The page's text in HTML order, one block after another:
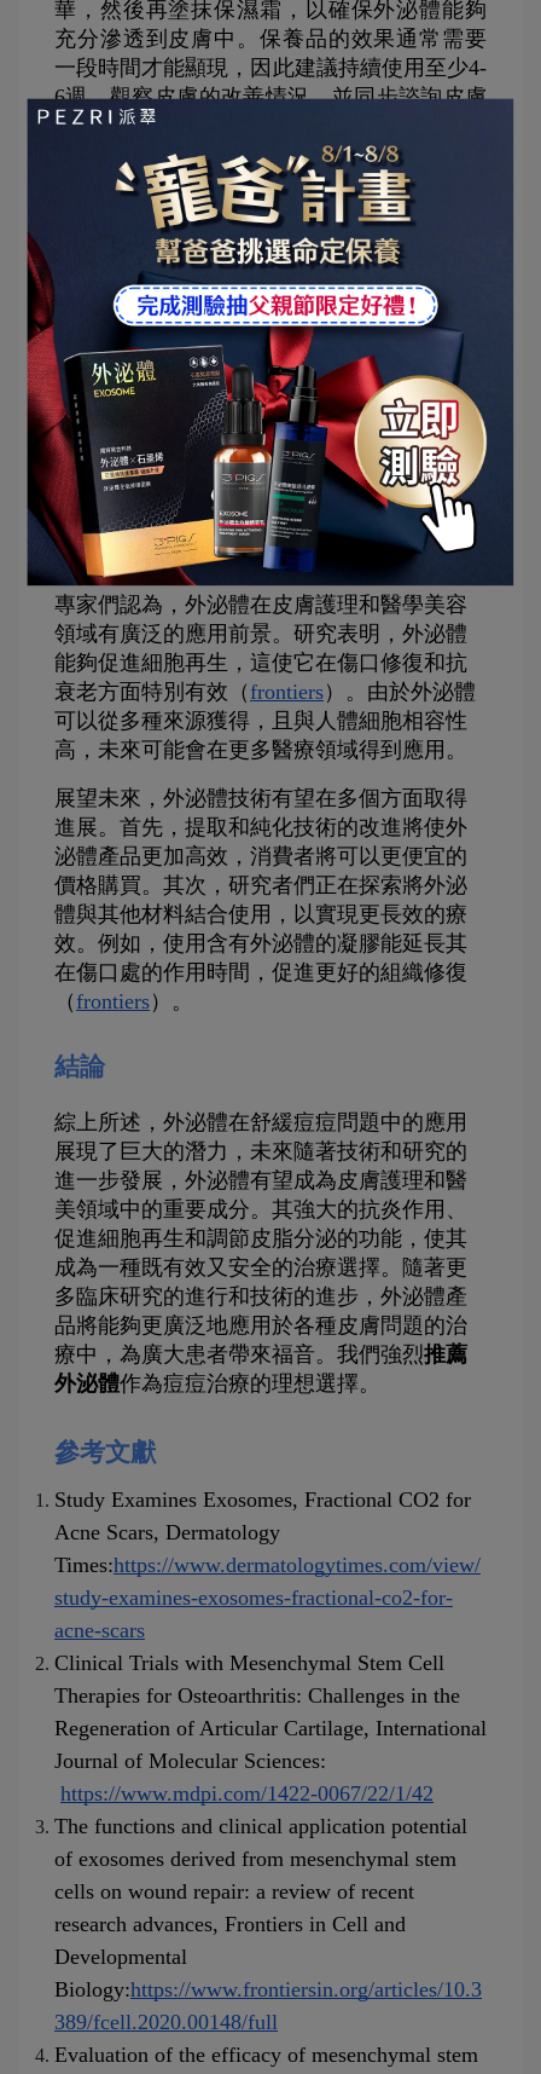
華，然後再塗抹保濕霜，以確保外泌體能夠
充分滲透到皮膚中。保養品的效果通常需要
一段時間才能顯現，因此建議持續使用至少4-
6週，觀察皮膚的改善情況，並同步諮詢皮膚
科專家的意見
一些外泌體產品對光和溫度比較敏感，應存
放在陰涼、乾燥的地方，避免陽光直射，確
保產品的活性成分不會被破壞，因為活性成
分是保養品中真正起作用的成分，直接影響
產品的效果
專家意見與未來展望
根據許多研究，外泌體在治療痘痘方面表現
出很大的潛力。例如，Dermatology Times報
導的一項研究發現，使用來自人體脂肪的外
泌體結合二氧化碳激光技術，可以顯著改善
痘痘疤痕，並縮短恢復時間，減少治療後的
紅腫（
dermatologytimes ）。
專家們認為，外泌體在皮膚護理和醫學美容
領域有廣泛的應用前景。研究表明，外泌體
能夠促進細胞再生，這使它在傷口修復和抗
衰老方面特別有效（frontiers）。由於外泌體
可以從多種來源獲得，且與人體細胞相容性
高，未來可能會在更多醫療領域得到應用。
展望未來，外泌體技術有望在多個方面取得
進展。首先，提取和純化技術的改進將使外
泌體產品更加高效，消費者將可以更便宜的
價格購買。其次，研究者們正在探索將外泌
體與其他材料結合使用，以實現更長效的療
效。例如，使用含有外泌體的凝膠能延長其
在傷口處的作用時間，促進更好的組織修復
（frontiers）。
結論
綜上所述，外泌體在舒緩痘痘問題中的應用
展現了巨大的潛力，未來隨著技術和研究的
進一步發展，外泌體有望成為皮膚護理和醫
美領域中的重要成分。其強大的抗炎作用、
促進細胞再生和調節皮脂分泌的功能，使其
成為一種既有效又安全的治療選擇。隨著更
多臨床研究的進行和技術的進步，外泌體產
品將能夠更廣泛地應用於各種皮膚問題的治
療中，為廣大患者帶來福音。我們強烈推薦
外泌體作為痘痘治療的理想選擇。
參考文獻
Study Examines Exosomes, Fractional CO2 for
Acne Scars, Dermatology
Times:https://www.dermatologytimes.com/view/
study-examines-exosomes-fractional-co2-for-
acne-scars
Clinical Trials with Mesenchymal Stem Cell
Therapies for Osteoarthritis: Challenges in the
Regeneration of Articular Cartilage, International
Journal of Molecular Sciences:
https://www.mdpi.com/1422-0067/22/1/42
The functions and clinical application potential
of exosomes derived from mesenchymal stem
cells on wound repair: a review of recent
research advances, Frontiers in Cell and
Developmental
Biology:https://www.frontiersin.org/articles/10.3
389/fcell.2020.00148/full
Evaluation of the efficacy of mesenchymal stem